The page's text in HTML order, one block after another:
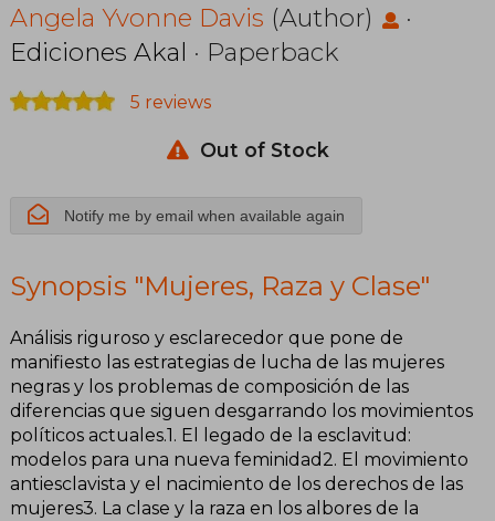
Angela Yvonne Davis (Author)
·
Ediciones Akal · Paperback
5 reviews
Out of Stock
Notify me by email when available again
Synopsis "Mujeres, Raza y Clase"
Análisis riguroso y esclarecedor que pone de
manifiesto las estrategias de lucha de las mujeres
negras y los problemas de composición de las
diferencias que siguen desgarrando los movimientos
políticos actuales.1. El legado de la esclavitud:
modelos para una nueva feminidad2. El movimiento
antiesclavista y el nacimiento de los derechos de las
mujeres3. La clase y la raza en los albores de la